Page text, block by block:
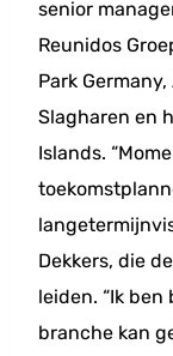
senior
Reunidos
Park
Slagharen en
Islands.
Dekkers, die
leiden. “Ik
branche kan